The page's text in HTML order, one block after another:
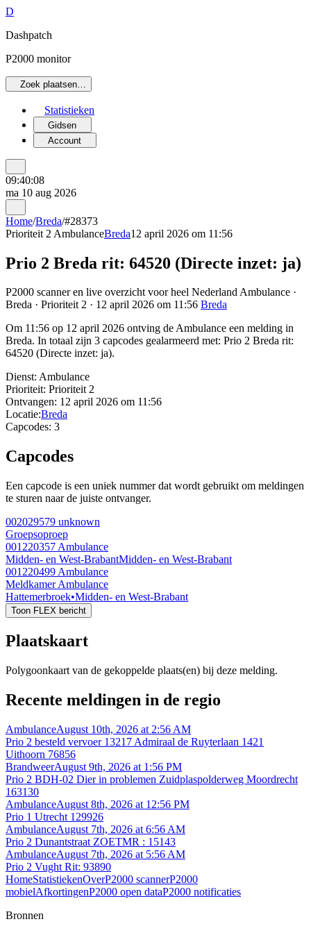
D
Dashpatch
P2000 monitor
Zoek plaatsen…
Statistieken
Gidsen
Account
09:40:08
ma 10 aug 2026
Home/Breda/#28373
Prioriteit 2 AmbulanceBreda12 april 2026 om 11:56
Prio 2 Breda rit: 64520 (Directe inzet: ja)
P2000 scanner en live overzicht voor heel Nederland Ambulance ·
Breda · Prioriteit 2 · 12 april 2026 om 11:56 Breda
Om 11:56 op 12 april 2026 ontving de Ambulance een melding in
Breda. In totaal zijn 3 capcodes gealarmeerd met: Prio 2 Breda rit:
64520 (Directe inzet: ja).
Dienst: Ambulance
Prioriteit: Prioriteit 2
Ontvangen: 12 april 2026 om 11:56
Locatie:Breda
Capcodes: 3
Capcodes
Een capcode is een uniek nummer dat wordt gebruikt om meldingen
te sturen naar de juiste ontvanger.
002029579 unknown
Groepsoproep
001220357 Ambulance
Midden- en West-BrabantMidden- en West-Brabant
001220499 Ambulance
Meldkamer Ambulance
Hattemerbroek•Midden- en West-Brabant
Toon FLEX bericht
Plaatskaart
Polygoonkaart van de gekoppelde plaats(en) bij deze melding.
Recente meldingen in de regio
AmbulanceAugust 10th, 2026 at 2:56 AM
Prio 2 besteld vervoer 13217 Admiraal de Ruyterlaan 1421
Uithoorn 76856
BrandweerAugust 9th, 2026 at 1:56 PM
Prio 2 BDH-02 Dier in problemen Zuidplaspolderweg Moordrecht
163130
AmbulanceAugust 8th, 2026 at 12:56 PM
Prio 1 Utrecht 129926
AmbulanceAugust 7th, 2026 at 6:56 AM
Prio 2 Dunantstraat ZOETMR : 15143
AmbulanceAugust 7th, 2026 at 5:56 AM
Prio 2 Vught Rit: 93890
HomeStatistiekenOverP2000 scannerP2000
mobielAfkortingenP2000 open dataP2000 notificaties
Bronnen